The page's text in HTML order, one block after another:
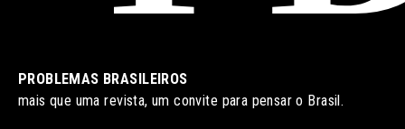
PROBLEMAS BRASILEIROS
mais que uma revista, um convite para pensar o Brasil.